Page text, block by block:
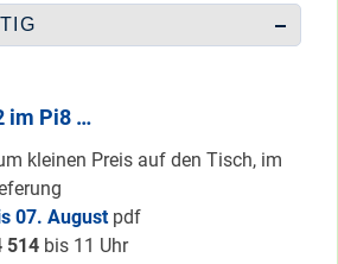
im Pi8 …
kleinen Preis auf den Tisch, im
07. August pdf
514 bis 11 Uhr